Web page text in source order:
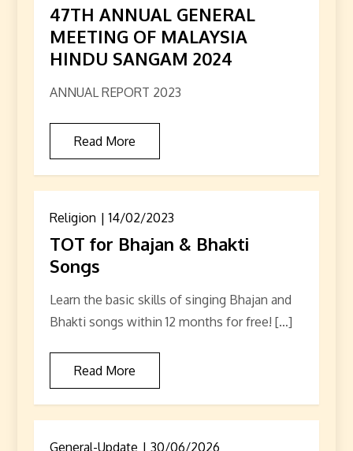
47TH ANNUAL GENERAL
MEETING OF MALAYSIA
HINDU SANGAM 2024
ANNUAL REPORT 2023
Read More
Religion 14/02/2023
TOT for Bhajan & Bhakti
Songs
Learn the basic skills of singing Bhajan and
Bhakti songs within 12 months for free! […]
Read More
General-Update 30/06/2026